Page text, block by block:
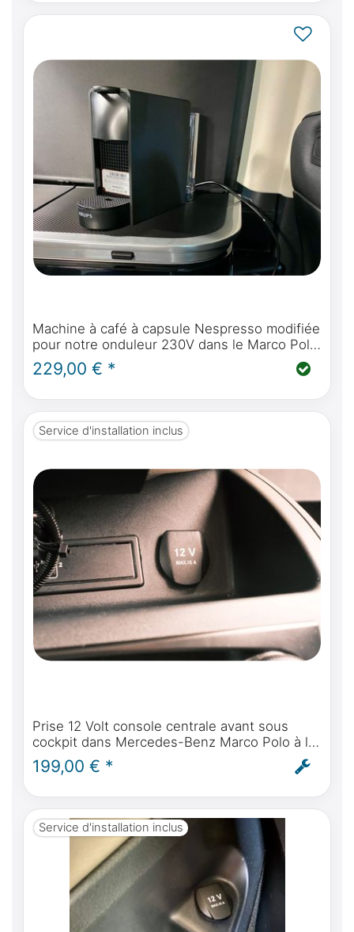
Machine à café à capsule Nespresso modifiée
pour notre onduleur 230V dans le Marco Polo
et autres véhicules de camping (env. 720
watts max.)
229,00 € *
Service d'installation inclus
Prise 12 Volt console centrale avant sous
cockpit dans Mercedes-Benz Marco Polo à la
batterie en saillie courant permanent -
montage inclus
199,00 € *
Service d'installation inclus